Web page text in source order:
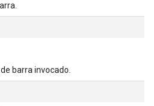
barra invocado.